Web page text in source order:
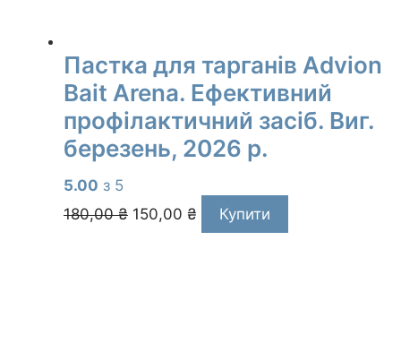
Пастка для тарганів Advion
Bait Arena. Ефективний
профілактичний засіб. Виг.
березень, 2026 р.
5.00 з 5
180,00₴
Оригінальна
ціна:
150,00 ₴
Поточна
ціна:
Купити